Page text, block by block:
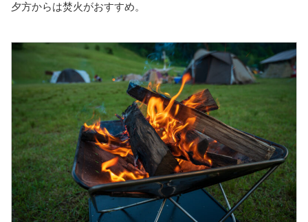
夕方からは焚火がおすすめ。